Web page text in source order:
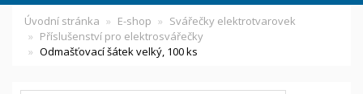
Úvodní stránka E-shop
Svářečky elektrotvarovek
Příslušenství pro elektrosvářečky
Odmašťovací šátek velký, 100 ks